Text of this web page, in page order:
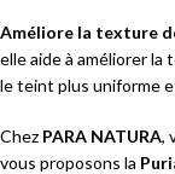
Améliore la texture
elle aide à améliorer la
le teint plus uniforme
Chez PARA NATURA,
vous proposons la